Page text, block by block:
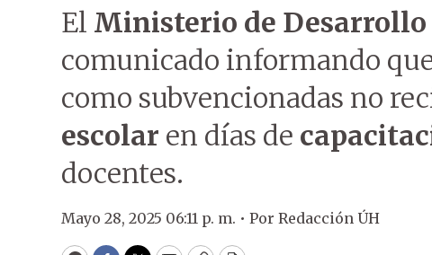
El Ministerio de Desarrollo
comunicado informando
como subvencionadas no
escolar en días de
docentes.
Mayo 28, 2025 06:11 p. m. • Por Redacción ÚH